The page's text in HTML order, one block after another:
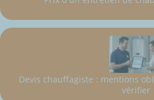
Devis chauffagiste : mentions
vérifier